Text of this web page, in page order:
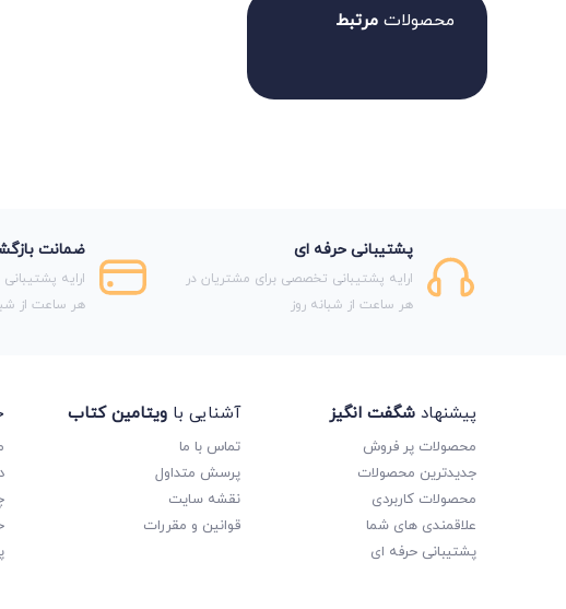
محصولات مرتبط
پشتیبانی حرفه ای
ارایه پشتیبانی تخصصی برای مشتریان در
هر ساعت از شبانه روز
ضمانت
ارایه
هر ساعت از
پیشنهاد شگفت انگیز
محصولات پر فروش
جدیدترین محصولات
محصولات کاربردی
علاقمندی های شما
پشتیبانی حرفه ای
آشنایی با ویتامین کتاب
تماس با ما
پرسش متداول
نقشه سایت
قوانین و مقررات